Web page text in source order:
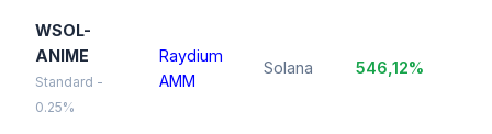
WSOL-
ANIME
Standard -
0.25%
Raydium
AMM
Solana 546,12%